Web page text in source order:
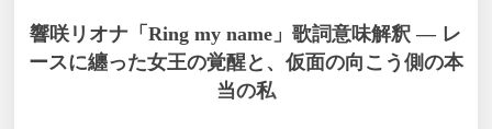
響咲リオナ「Ring my name」歌詞意味解釈 — レ
ースに纏った女王の覚醒と、仮面の向こう側の本
当の私